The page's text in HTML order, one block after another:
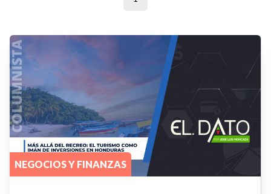
NEGOCIOS Y FINANZAS